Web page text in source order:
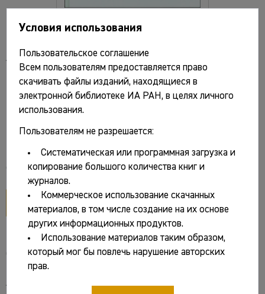
Археологический комплекс памятников
гуннского времени у с. Ксизово (конец IV–V
в.) / Отв. ред. А.М. Обломский. М.: ИА РАН.
2015. 660 с. (Раннеславянский мир. Вып.
16)
Файлы и ссылки
открыть PDF
Основные сведения
Авторы:
Условия использования
Пользовательское соглашение
Всем пользователям предоставляется право
скачивать файлы изданий, находящиеся в
электронной библиотеке ИА РАН, в целях личного
использования.
Пользователям не разрешается:
Систематическая или программная загрузка и
копирование большого количества книг и
журналов.
Коммерческое использование скачанных
материалов, в том числе создание на их основе
других информационных продуктов.
Использование материалов таким образом,
который мог бы повлечь нарушение авторских
прав.